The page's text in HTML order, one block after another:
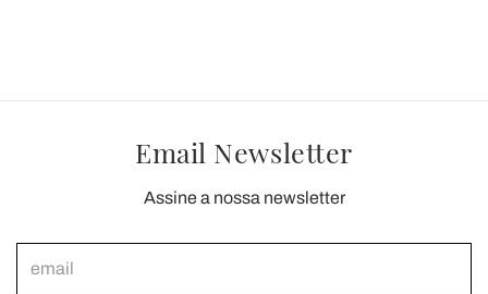
Email Newsletter
Assine a nossa newsletter